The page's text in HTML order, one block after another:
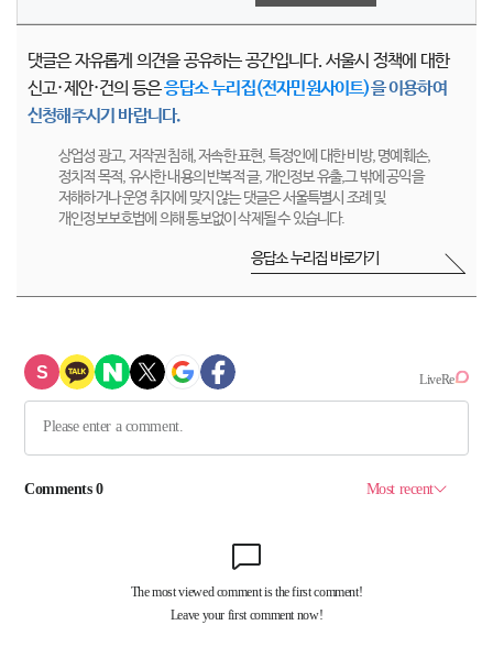
댓글은 자유롭게 의견을 공유하는 공간입니다. 서울시 정책에 대한
신고·제안·건의 등은응답소 누리집(전자민원사이트)을 이용하여
신청해주시기 바랍니다.
상업성 광고, 저작권 침해, 저속한 표현, 특정인에 대한 비방, 명예훼손,
정치적 목적, 유사한 내용의 반복적 글, 개인정보 유출,그 밖에 공익을
저해하거나 운영 취지에 맞지 않는 댓글은 서울특별시 조례 및
개인정보보호법에 의해 통보없이 삭제될 수 있습니다.
응답소 누리집 바로가기